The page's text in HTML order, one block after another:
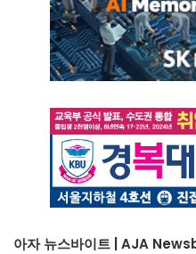
아자 뉴스바이트 | AJA